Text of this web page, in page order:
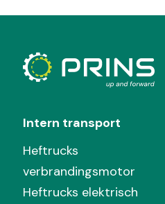
Intern transport
Heftrucks
verbrandingsmotor
Heftrucks elektrisch